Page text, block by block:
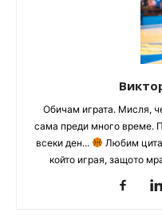
Обичам играта. Мисля,
сама преди много време.
всеки ден...
Любим
който играя, защото